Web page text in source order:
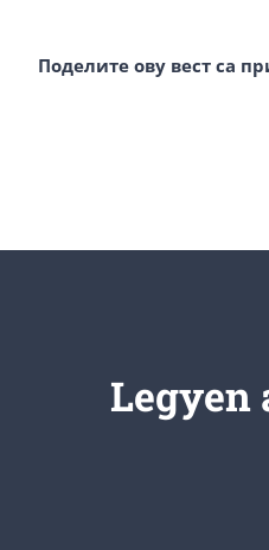
Поделите ову вест са
Legyen